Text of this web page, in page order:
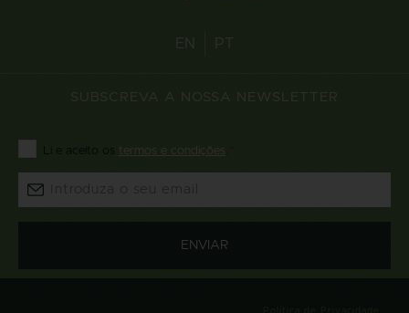
EN PT
SUBSCREVA A NOSSA NEWSLETTER
Consentimento
Li e aceito os termos e condições
Email
*